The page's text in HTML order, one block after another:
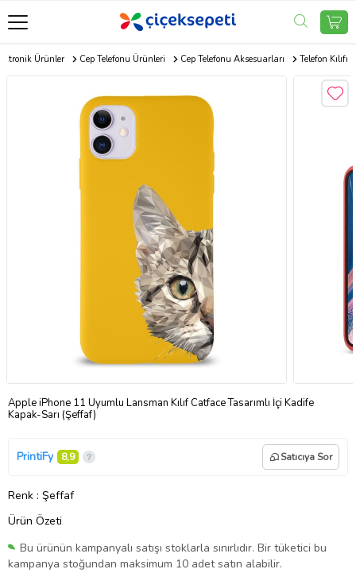
Ürünler Cep Telefonu Ürünleri Cep Telefonu Aksesuarları Telefon Kılıfı
Apple iPhone 11 Uyumlu Lansman Kılıf Catface Tasarımlı İçi Kadife
Kapak-Sarı (Şeffaf)
PrintiFy 8,9 Satıcıya Sor
Renk : Şeffaf
Ürün Özeti
Bu ürünün kampanyalı satışı stoklarla sınırlıdır. Bir tüketici bu
kampanya stoğundan maksimum 10 adet satın alabilir.